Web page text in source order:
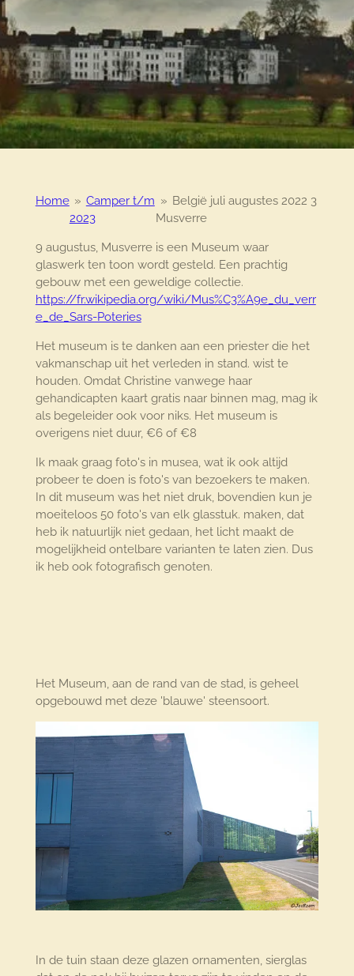
Home » Camper t/m
2023
» België juli augustes 2022 3
Musverre
9 augustus, Musverre is een Museum waar
glaswerk ten toon wordt gesteld. Een prachtig
gebouw met een geweldige collectie.
https://fr.wikipedia.org/wiki/Mus%C3%A9e_du_verr
e_de_Sars-Poteries
Het museum is te danken aan een priester die het
vakmanschap uit het verleden in stand. wist te
houden. Omdat Christine vanwege haar
gehandicapten kaart gratis naar binnen mag, mag ik
als begeleider ook voor niks. Het museum is
overigens niet duur, €6 of €8
Ik maak graag foto's in musea, wat ik ook altijd
probeer te doen is foto's van bezoekers te maken.
In dit museum was het niet druk, bovendien kun je
moeiteloos 50 foto's van elk glasstuk. maken, dat
heb ik natuurlijk niet gedaan, het licht maakt de
mogelijkheid ontelbare varianten te laten zien. Dus
ik heb ook fotografisch genoten.
Het Museum, aan de rand van de stad, is geheel
opgebouwd met deze 'blauwe' steensoort.
In de tuin staan deze glazen ornamenten, sierglas